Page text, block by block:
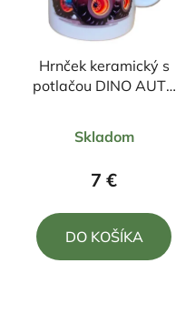
Hrnček keramický s
potlačou DINO AUTO
hodnotenie
produktu
z
Skladom
7 €
DO KOŠÍKA